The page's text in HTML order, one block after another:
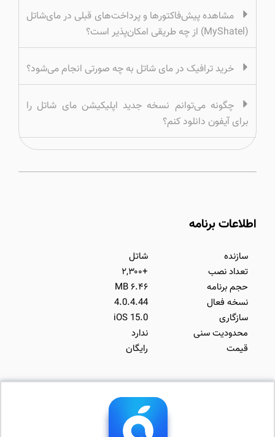
مشاهده پیش‌فاکتور‌ها و پرداخت‌های قبلی در مای‌شاتل
(MyShatel) از چه طریقی امکان‌پذیر است؟
خرید ترافیک در مای شاتل به چه صورتی انجام می‌شود؟
چگونه می‌توانم نسخه جدید اپلیکیشن مای شاتل را
برای آیفون دانلود کنم؟
اطلاعات برنامه
شاتل
+۲,۳۰۰
۶.۴۶ MB
4.0.4.44
iOS 15.0
ندارد
رایگان
سازنده
تعداد نصب
حجم برنامه
نسخه فعال
سازگاری
محدودیت سنی
قیمت